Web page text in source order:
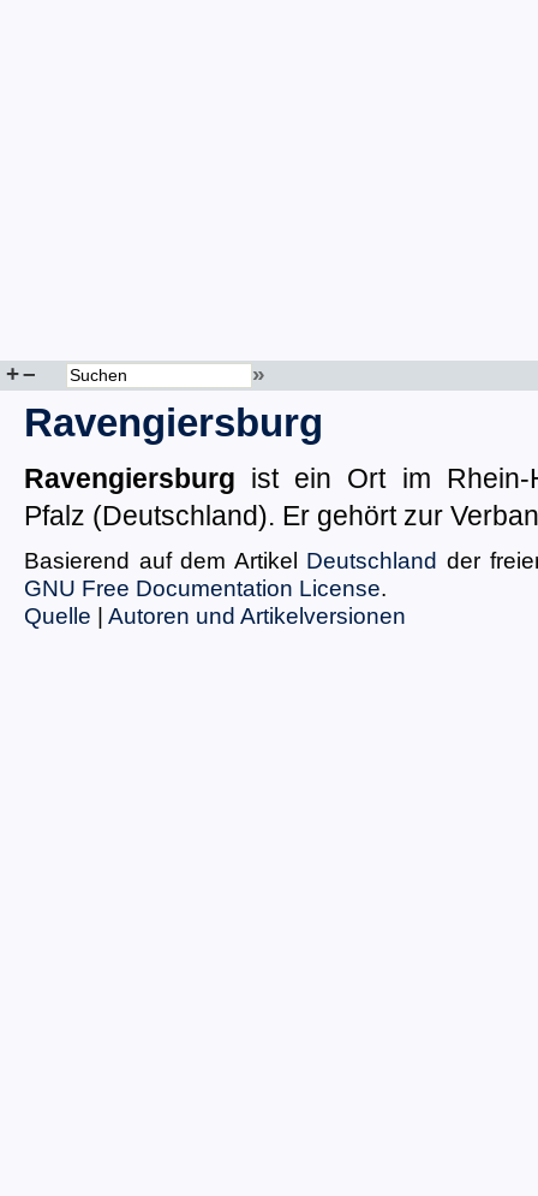
+– »
Ravengiersburg
Ravengiersburg ist ein Ort im Rhein-
Pfalz (Deutschland). Er gehört zur
Basierend auf dem Artikel Deutschland der
GNU Free Documentation License.
Quelle | Autoren und Artikelversionen